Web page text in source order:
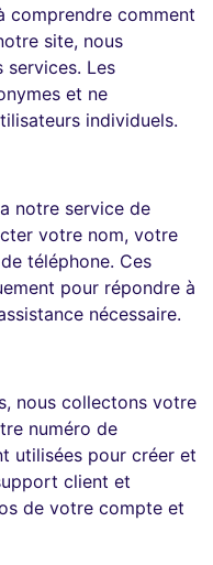
comprendre comment
site, nous
services. Les
et ne
individuels.
notre service de
votre nom, votre
téléphone. Ces
pour répondre à
nécessaire.
nous collectons votre
numéro de
utilisées pour créer et
client et
de votre compte et